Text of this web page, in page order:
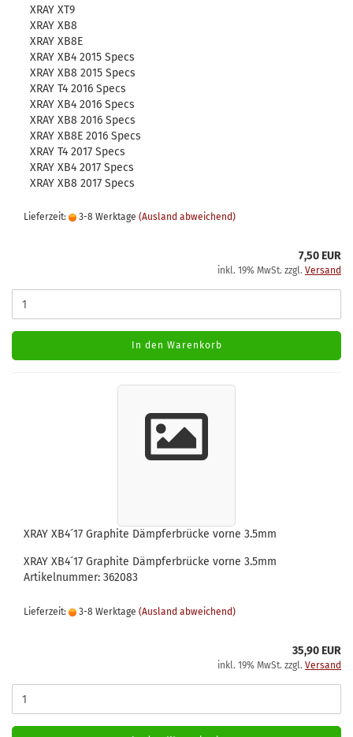
XRAY XT9
XRAY XB8
XRAY XB8E
XRAY XB4 2015 Specs
XRAY XB8 2015 Specs
XRAY T4 2016 Specs
XRAY XB4 2016 Specs
XRAY XB8 2016 Specs
XRAY XB8E 2016 Specs
XRAY T4 2017 Specs
XRAY XB4 2017 Specs
XRAY XB8 2017 Specs
Lieferzeit: 3-8 Werktage (Ausland abweichend)
7,50 EUR
inkl. 19% MwSt. zzgl. Versand
In den Warenkorb
XRAY XB4´17 Graphite Dämpferbrücke vorne 3.5mm
XRAY XB4´17 Graphite Dämpferbrücke vorne 3.5mm
Artikelnummer: 362083
Lieferzeit: 3-8 Werktage (Ausland abweichend)
35,90 EUR
inkl. 19% MwSt. zzgl. Versand